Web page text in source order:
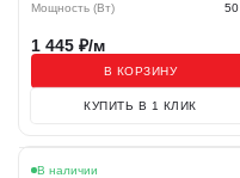
Мощность (Вт) 50
1 445 ₽/м
В КОРЗИНУ
КУПИТЬ В 1 КЛИК
В наличии